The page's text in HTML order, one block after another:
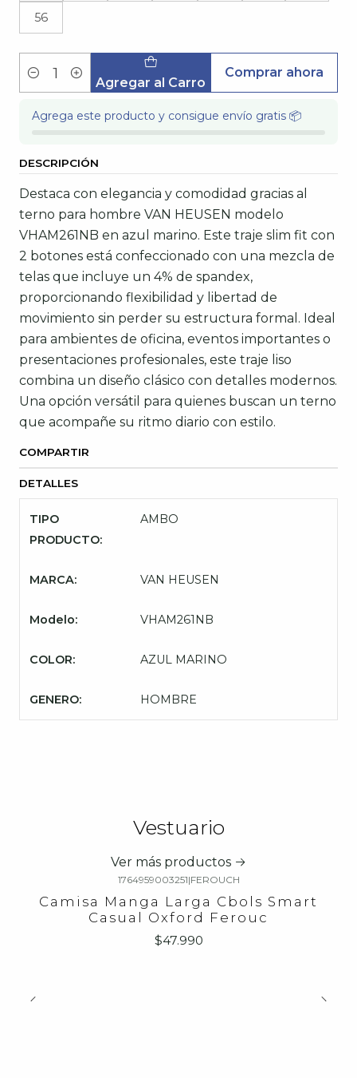
56
Cantidad Agregar al Carro
Comprar ahora
Agrega este producto y consigue envío gratis 📦
DESCRIPCIÓN
Destaca con elegancia y comodidad gracias al
terno para hombre VAN HEUSEN modelo
VHAM261NB en azul marino. Este traje slim fit con
2 botones está confeccionado con una mezcla de
telas que incluye un 4% de spandex,
proporcionando flexibilidad y libertad de
movimiento sin perder su estructura formal. Ideal
para ambientes de oficina, eventos importantes o
presentaciones profesionales, este traje liso
combina un diseño clásico con detalles modernos.
Una opción versátil para quienes buscan un terno
que acompañe su ritmo diario con estilo.
COMPARTIR
DETALLES
TIPO
PRODUCTO:
AMBO
MARCA: VAN HEUSEN
Modelo: VHAM261NB
COLOR: AZUL MARINO
GENERO: HOMBRE
Vestuario
Ver más productos
1764959003251|FEROUCH
Camisa Manga Larga Cbols Smart
Casual Oxford Ferouc
$47.990